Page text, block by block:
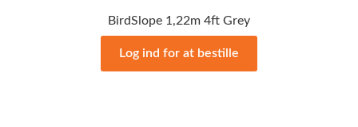
BirdSlope 1,22m 4ft Grey
Log ind for at bestille